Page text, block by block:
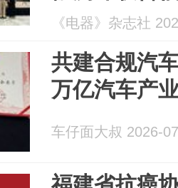
《电器》杂志社
共建合规汽
万亿汽车产
车仔面大叔 2026-